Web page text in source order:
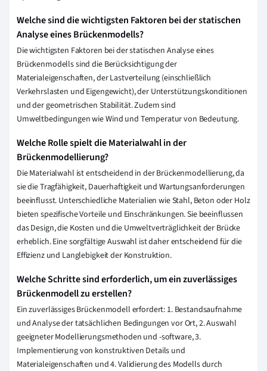
Welche sind die wichtigsten Faktoren bei der statischen
Analyse eines Brückenmodells?
Die wichtigsten Faktoren bei der statischen Analyse eines
Brückenmodells sind die Berücksichtigung der
Materialeigenschaften, der Lastverteilung (einschließlich
Verkehrslasten und Eigengewicht), der Unterstützungskonditionen
und der geometrischen Stabilität. Zudem sind
Umweltbedingungen wie Wind und Temperatur von Bedeutung.
Welche Rolle spielt die Materialwahl in der
Brückenmodellierung?
Die Materialwahl ist entscheidend in der Brückenmodellierung, da
sie die Tragfähigkeit, Dauerhaftigkeit und Wartungsanforderungen
beeinflusst. Unterschiedliche Materialien wie Stahl, Beton oder Holz
bieten spezifische Vorteile und Einschränkungen. Sie beeinflussen
das Design, die Kosten und die Umweltverträglichkeit der Brücke
erheblich. Eine sorgfältige Auswahl ist daher entscheidend für die
Effizienz und Langlebigkeit der Konstruktion.
Welche Schritte sind erforderlich, um ein zuverlässiges
Brückenmodell zu erstellen?
Ein zuverlässiges Brückenmodell erfordert: 1. Bestandsaufnahme
und Analyse der tatsächlichen Bedingungen vor Ort, 2. Auswahl
geeigneter Modellierungsmethoden und -software, 3.
Implementierung von konstruktiven Details und
Materialeigenschaften und 4. Validierung des Modells durch